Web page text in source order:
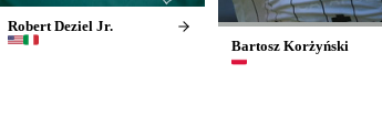
Robert Deziel Jr.
Bartosz Korżyński